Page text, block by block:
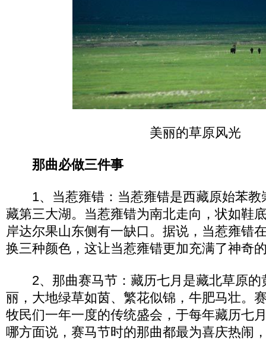
美丽的草原风光
那曲必做三件事
1、当惹雍错：当惹雍错是西藏原始苯教
藏第三大湖。当惹雍错为南北走向，状如鞋
岸达尔果山东侧有一缺口。据说，当惹雍错
换三种颜色，这让当惹雍错更加充满了神奇
2、那曲赛马节：藏历七月是藏北草原的
丽，大地绿草如茵、繁花似锦，牛肥马壮。
牧民们一年一度的传统盛会，于每年藏历七
哪方面说，赛马节时的那曲都最为喜庆热闹